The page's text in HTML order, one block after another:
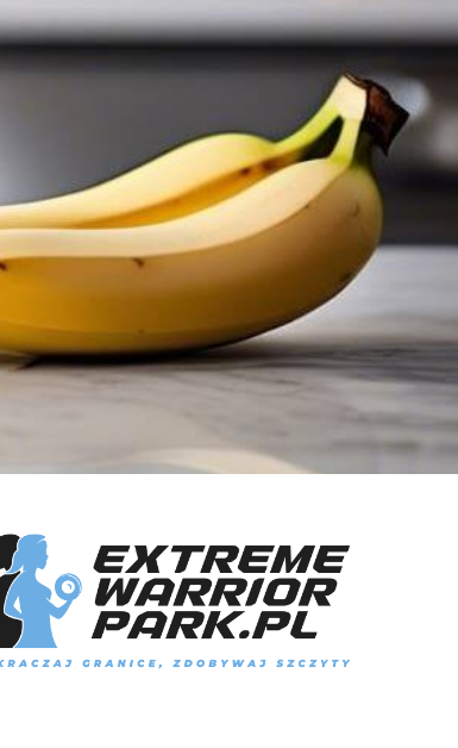
wartości odżywczych. Już na
podkreślić, że wybierając produkty o